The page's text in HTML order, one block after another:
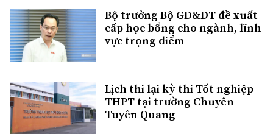
Bộ trưởng Bộ GD&ĐT đề xuất
cấp học bổng cho ngành, lĩnh
vực trọng điểm
Lịch thi lại kỳ thi Tốt nghiệp
THPT tại trường Chuyên
Tuyên Quang